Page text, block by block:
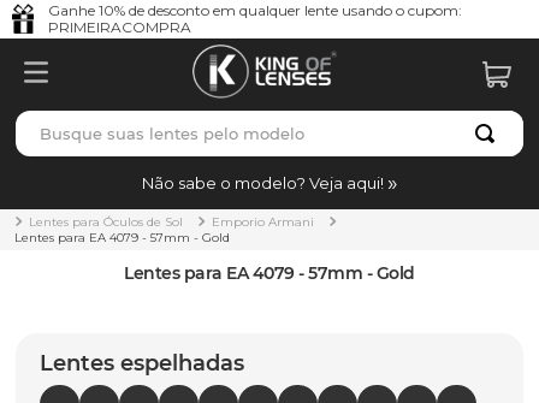
Ganhe 10% de desconto em qualquer lente usando o cupom:
PRIMEIRACOMPRA
Busque suas lentes pelo modelo
Não sabe o modelo? Veja aqui!
Lentes para Óculos de Sol
Emporio Armani
Lentes para EA 4079 - 57mm - Gold
Lentes para EA 4079 - 57mm - Gold
Lentes espelhadas
TERMOS MAIS BUSCADOS
1º borrachas
holbrook
5º chaves